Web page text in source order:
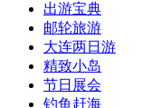
出游宝典
邮轮旅游
大连两日游
精致小岛
节日展会
钓鱼赶海